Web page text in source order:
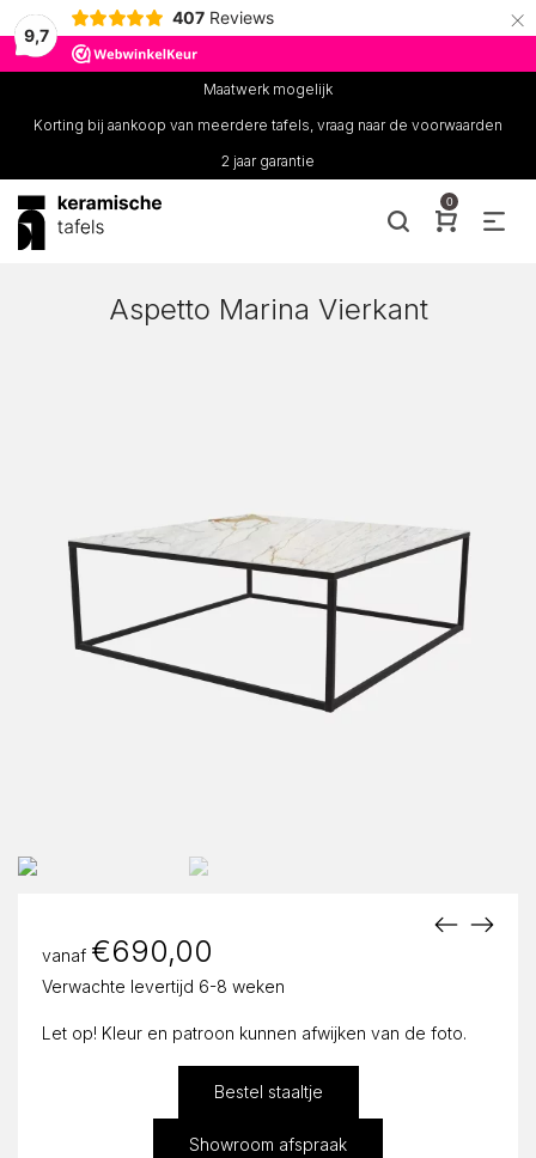
9,7
407 Reviews ×
Maatwerk mogelijk
Korting bij aankoop van meerdere tafels, vraag naar de voorwaarden
2 jaar garantie
0
Aspetto Marina Vierkant
vanaf €690,00
Verwachte levertijd 6-8 weken
Let op! Kleur en patroon kunnen afwijken van de foto.
Bestel staaltje
Showroom afspraak